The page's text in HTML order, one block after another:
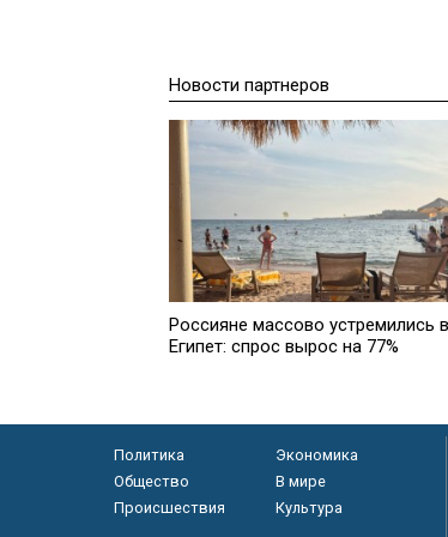
Новости партнеров
Россияне массово устремились в
Египет: спрос вырос на 77%
Политика
Экономика
Общество
В мире
Происшествия
Культура